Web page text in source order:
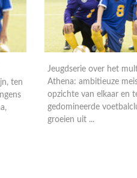
ten
Jeugdserie over het
Athena: ambitieuze
opzichte van elkaar en
gedomineerde
groeien uit ...